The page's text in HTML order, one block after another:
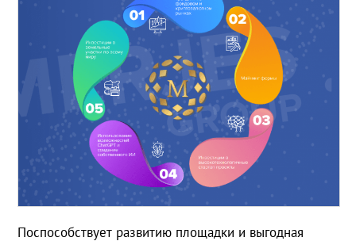
Поспособствует развитию площадки и выгодная